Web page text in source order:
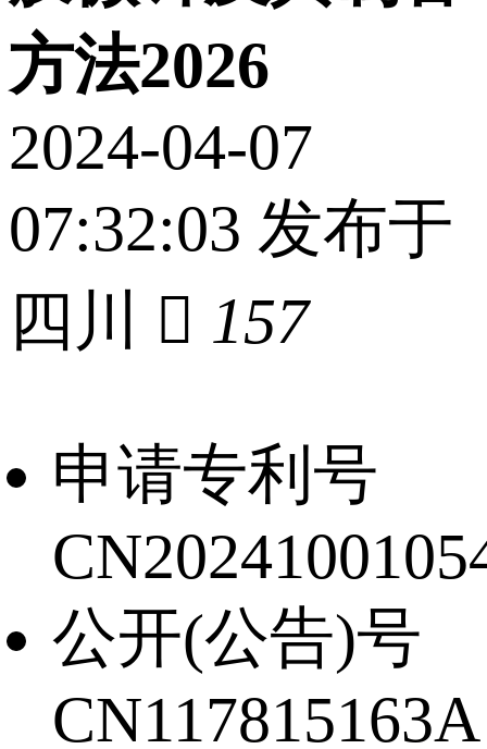
方法2026
2024-04-07
07:32:03 发布于
四川
 157
申请专利号
公开(公告)号
CN117815163A